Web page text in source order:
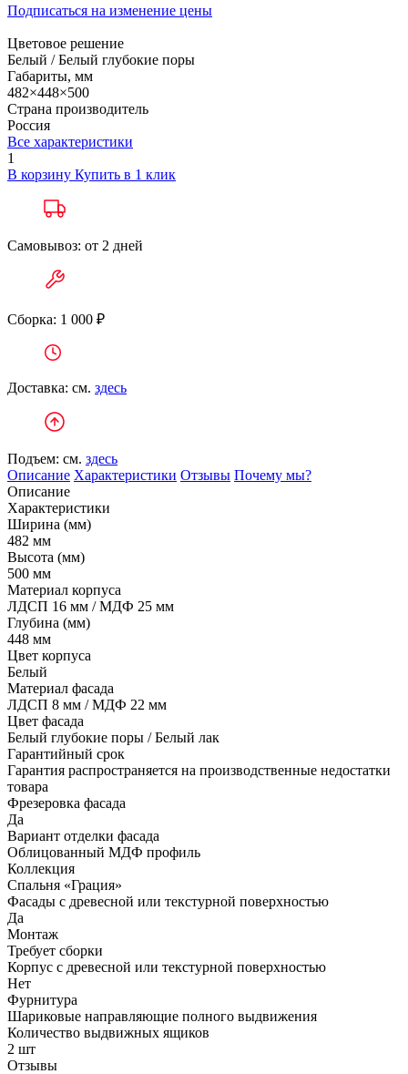
Подписаться на изменение цены
Цветовое решение
Белый / Белый глубокие поры
Габариты, мм
482×448×500
Страна производитель
Россия
Все характеристики
1
В корзину Купить в 1 клик
Самовывоз: от 2 дней
Сборка: 1 000 ₽
Доставка: см. здесь
Подъем: см. здесь
Описание Характеристики Отзывы Почему мы?
Описание
Характеристики
Ширина (мм)
482 мм
Высота (мм)
500 мм
Материал корпуса
ЛДСП 16 мм / МДФ 25 мм
Глубина (мм)
448 мм
Цвет корпуса
Белый
Материал фасада
ЛДСП 8 мм / МДФ 22 мм
Цвет фасада
Белый глубокие поры / Белый лак
Гарантийный срок
Гарантия распространяется на производственные недостатки
товара
Фрезеровка фасада
Да
Вариант отделки фасада
Облицованный МДФ профиль
Коллекция
Спальня «Грация»
Фасады с древесной или текстурной поверхностью
Да
Монтаж
Требует сборки
Корпус с древесной или текстурной поверхностью
Нет
Фурнитура
Шариковые направляющие полного выдвижения
Количество выдвижных ящиков
2 шт
Отзывы